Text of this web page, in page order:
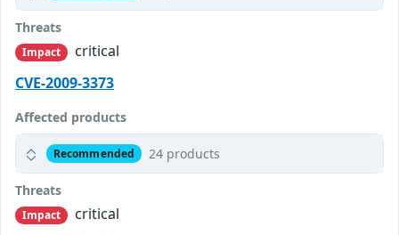
Threats
Impact
critical
CVE-2009-3373
Affected products
Recommended 24 products
Threats
Impact
critical